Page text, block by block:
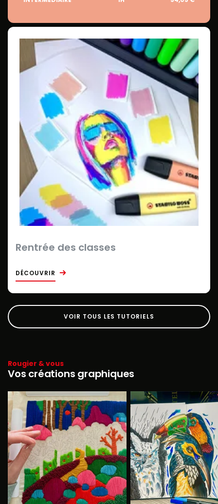
Rentrée des classes
DÉCOUVRIR
VOIR TOUS LES TUTORIELS
Rougier & vous
Vos créations graphiques